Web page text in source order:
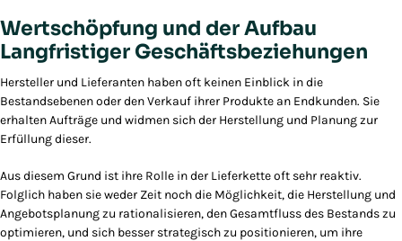
Wertschöpfung und der Aufbau
Langfristiger Geschäftsbeziehungen
Hersteller und Lieferanten haben oft keinen Einblick in die
Bestandsebenen oder den Verkauf ihrer Produkte an Endkunden. Sie
erhalten Aufträge und widmen sich der Herstellung und Planung zur
Erfüllung dieser.
Aus diesem Grund ist ihre Rolle in der Lieferkette oft sehr reaktiv.
Folglich haben sie weder Zeit noch die Möglichkeit, die Herstellung und
Angebotsplanung zu rationalisieren, den Gesamtfluss des Bestands zu
optimieren, und sich besser strategisch zu positionieren, um ihre